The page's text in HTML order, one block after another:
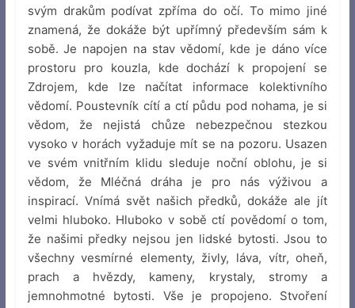
svým drakům podívat zpříma do očí. To mimo jiné
znamená, že dokáže být upřímný především sám k
sobě. Je napojen na stav vědomí, kde je dáno více
prostoru pro kouzla, kde dochází k propojení se
Zdrojem, kde lze načítat informace kolektivního
vědomí. Poustevník cítí a ctí půdu pod nohama, je si
vědom, že nejistá chůze nebezpečnou stezkou
vysoko v horách vyžaduje mít se na pozoru. Usazen
ve svém vnitřním klidu sleduje noční oblohu, je si
vědom, že Mléčná dráha je pro nás výživou a
inspirací. Vnímá svět našich předků, dokáže ale jít
velmi hluboko. Hluboko v sobě ctí povědomí o tom,
že našimi předky nejsou jen lidské bytosti. Jsou to
všechny vesmírné elementy, živly, láva, vítr, oheň,
prach a hvězdy, kameny, krystaly, stromy a
jemnohmotné bytosti. Vše je propojeno. Stvoření